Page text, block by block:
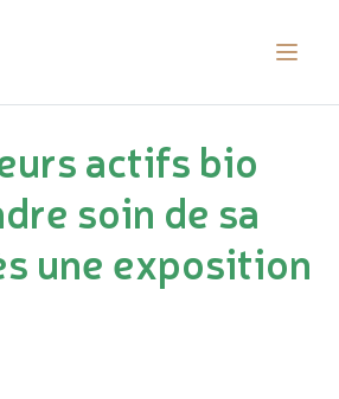
actifs bio
soin de sa
une exposition